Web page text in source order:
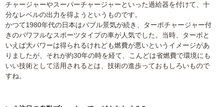
チャージャーやスーパーチャージャーといった過給器を付けて、十
分なレベルの出力を得ようというものです。
かつて1980年代の日本はバブル景気が続き、ターボチャージャー付
きのパワフルなスポーツタイプの車が人気でした。当時、ターボと
いえば大パワーは得られるけれども燃費が悪いというイメージがあ
りましたが、それが約30年の時を経て、こんどは省燃費で環境にも
いい技術として活用されるとは、技術の進歩っておもしろいもので
すね。